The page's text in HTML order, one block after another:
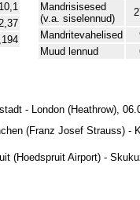
10,1
Mandrisisesed
(v.a. siselennud)
Mandritevahelised
Muud lennud
- London (Heathrow),
(Franz Josef Strauss) -
(Hoedspruit Airport) -